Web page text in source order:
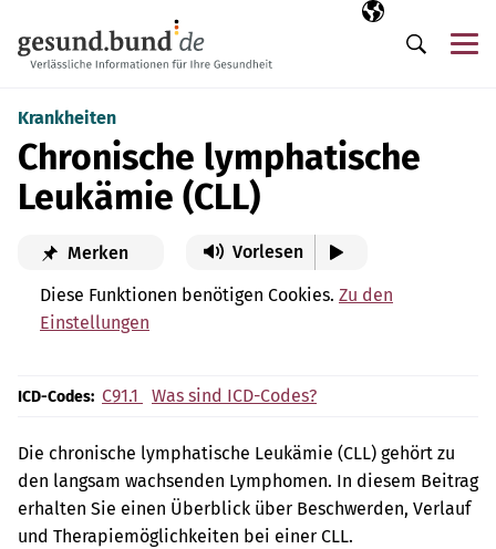
Ausgewählte
DE
Suche
Krankheiten
Chronische lymphatische
Leukämie (CLL)
Merken Vorlesen
Diese Funktionen benötigen Cookies. Zu den
Einstellungen
ICD-Codes: C91.1 Was sind ICD-Codes?
Die chronische lymphatische Leukämie (CLL) gehört zu
den langsam wachsenden Lymphomen. In diesem Beitrag
erhalten Sie einen Überblick über Beschwerden, Verlauf
und Therapiemöglichkeiten bei einer CLL.